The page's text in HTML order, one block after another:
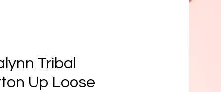
Tribal
Up Loose